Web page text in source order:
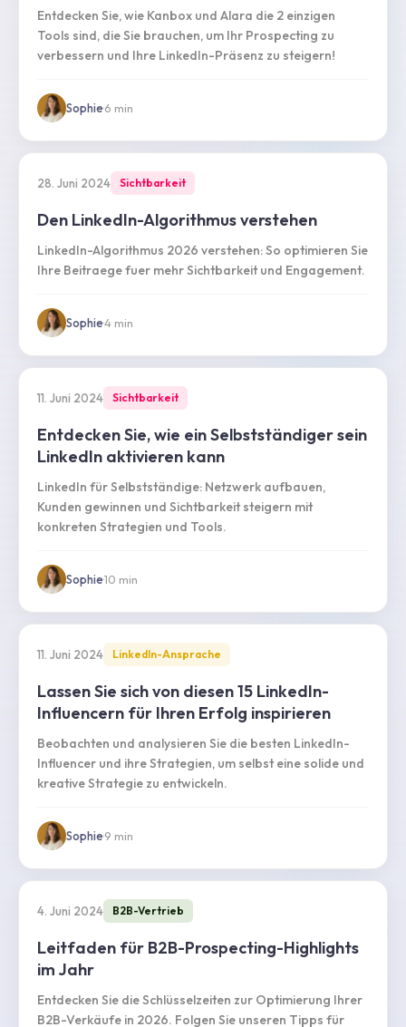
Entdecken Sie, wie Kanbox und Alara die 2 einzigen
Tools sind, die Sie brauchen, um Ihr Prospecting zu
verbessern und Ihre LinkedIn-Präsenz zu steigern!
Sophie·6 min
28. Juni 2024 Sichtbarkeit
Den LinkedIn-Algorithmus verstehen
LinkedIn-Algorithmus 2026 verstehen: So optimieren Sie
Ihre Beitraege fuer mehr Sichtbarkeit und Engagement.
Sophie·4 min
11. Juni 2024 Sichtbarkeit
Entdecken Sie, wie ein Selbstständiger sein
LinkedIn aktivieren kann
LinkedIn für Selbstständige: Netzwerk aufbauen,
Kunden gewinnen und Sichtbarkeit steigern mit
konkreten Strategien und Tools.
Sophie·10 min
11. Juni 2024 LinkedIn-Ansprache
Lassen Sie sich von diesen 15 LinkedIn-
Influencern für Ihren Erfolg inspirieren
Beobachten und analysieren Sie die besten LinkedIn-
Influencer und ihre Strategien, um selbst eine solide und
kreative Strategie zu entwickeln.
Sophie·9 min
4. Juni 2024 B2B-Vertrieb
Leitfaden für B2B-Prospecting-Highlights
im Jahr
Entdecken Sie die Schlüsselzeiten zur Optimierung Ihrer
B2B-Verkäufe in 2026. Folgen Sie unseren Tipps für